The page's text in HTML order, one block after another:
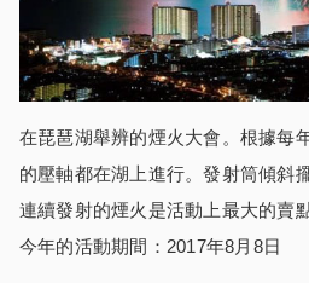
在琵琶湖舉辨的煙火大會。根據每
的壓軸都在湖上進行。發射筒傾斜
連續發射的煙火是活動上最大的賣點
今年的活動期間：2017年8月8日